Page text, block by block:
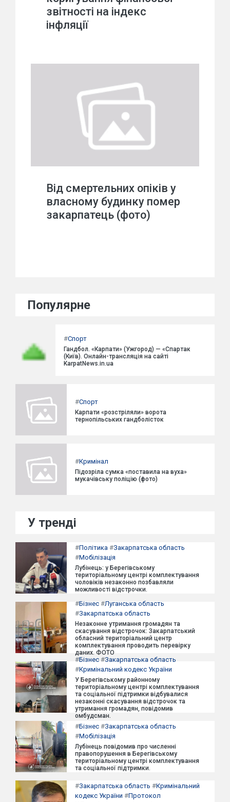
звітності на індекс
інфляції
Від смертельних опіків у
власному будинку помер
закарпатець (фото)
Популярне
#Спорт
Гандбол. «Карпати» (Ужгород) — «Спартак
(Київ). Онлайн-трансляція на сайті
KarpatNews.in.ua
#Спорт
Карпати «розстріляли» ворота
тернопільських гандболісток
#Кримінал
Підозріла сумка «поставила на вуха»
мукачівську поліцію (фото)
У тренді
#Політика #Закарпатська область
#Мобілізація
Лубінець: у Берегівському
територіальному центрі комплектування
чоловіків незаконно позбавляли
можливості відстрочки.
#Бізнес #Луганська область
#Закарпатська область
Незаконне утримання громадян та
скасування відстрочок: Закарпатський
обласний територіальний центр
комплектування проводить перевірку
даних. ФОТО
#Бізнес #Закарпатська область
#Кримінальний кодекс України
У Берегівському районному
територіальному центрі комплектування
та соціальної підтримки відбувалися
незаконні скасування відстрочок та
утримання громадян, повідомив
омбудсман.
#Бізнес #Закарпатська область
#Мобілізація
Лубінець повідомив про численні
правопорушення в Берегівському
територіальному центрі комплектування
та соціальної підтримки.
#Закарпатська область #Кримінальний
кодекс України #Протокол